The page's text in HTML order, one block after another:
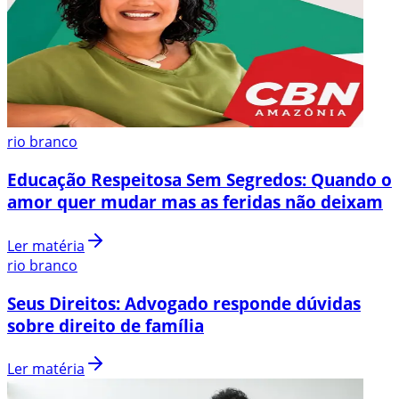
rio branco
Educação Respeitosa Sem Segredos: Quando o
amor quer mudar mas as feridas não deixam
Ler matéria
rio branco
Seus Direitos: Advogado responde dúvidas
sobre direito de família
Ler matéria